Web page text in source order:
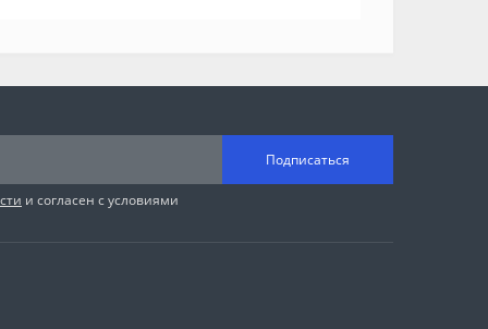
Подписаться
и согласен с условиями